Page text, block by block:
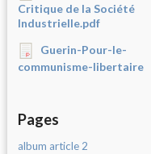
Critique de la Société
Industrielle.pdf
Guerin-Pour-le-
communisme-libertaire
Pages
album article 2